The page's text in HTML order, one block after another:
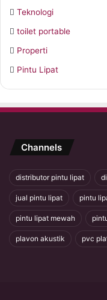
Teknologi
toilet portable
Properti
Pintu Lipat
Channels
distributor pintu lipat
jual pintu lipat pintu
pintu lipat mewah
plavon akustik pvc